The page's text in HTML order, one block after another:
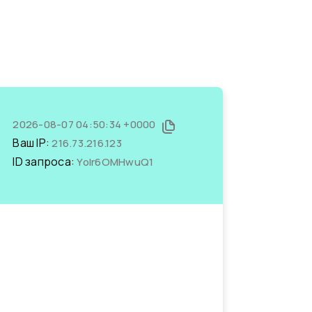
2026-08-07 04:50:34 +0000
Ваш IP:216.73.216.123
ID запроса:YoIr6OMHwuQ1